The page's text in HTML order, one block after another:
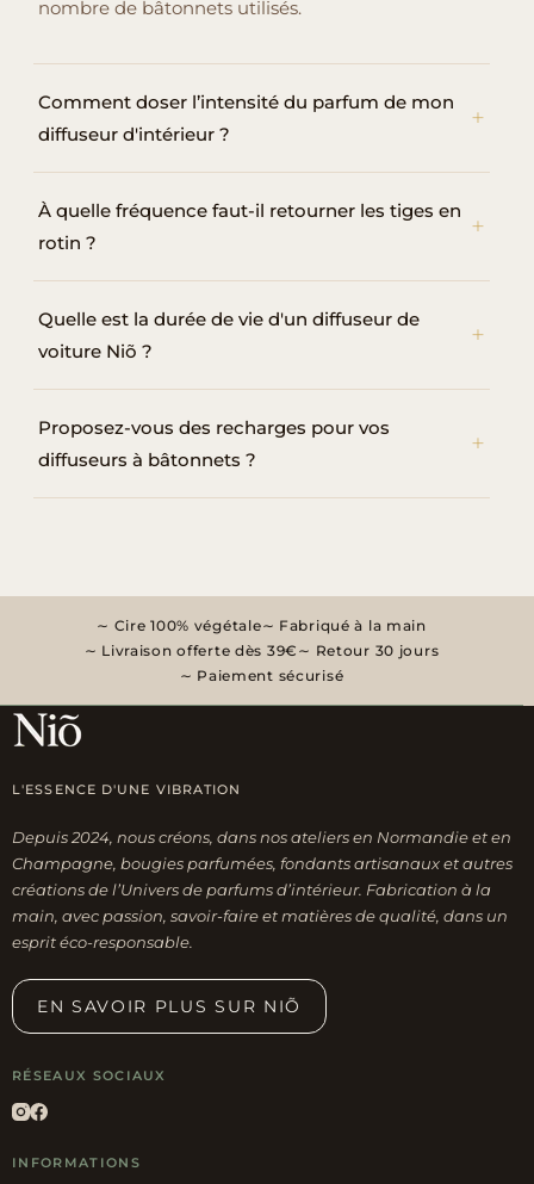
nombre de bâtonnets utilisés.
Comment doser l’intensité du parfum de mon
diffuseur d'intérieur ?
À quelle fréquence faut-il retourner les tiges en
rotin ?
Quelle est la durée de vie d'un diffuseur de
voiture Niõ ?
Proposez-vous des recharges pour vos
diffuseurs à bâtonnets ?
Cire 100% végétale
Fabriqué à la main
Livraison offerte dès 39€
Retour 30 jours
Paiement sécurisé
L'ESSENCE D'UNE VIBRATION
Depuis 2024, nous créons, dans nos ateliers en Normandie et en
Champagne, bougies parfumées, fondants artisanaux et autres
créations de l’Univers de parfums d’intérieur. Fabrication à la
main, avec passion, savoir-faire et matières de qualité, dans un
esprit éco-responsable.
EN SAVOIR PLUS SUR NIÕ
RÉSEAUX SOCIAUX
INFORMATIONS